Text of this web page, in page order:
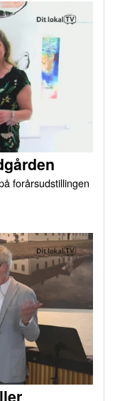
forårsudstillingen